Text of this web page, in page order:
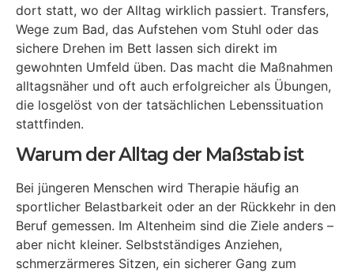
dort statt, wo der Alltag wirklich passiert. Transfers,
Wege zum Bad, das Aufstehen vom Stuhl oder das
sichere Drehen im Bett lassen sich direkt im
gewohnten Umfeld üben. Das macht die Maßnahmen
alltagsnäher und oft auch erfolgreicher als Übungen,
die losgelöst von der tatsächlichen Lebenssituation
stattfinden.
Warum der Alltag der Maßstab ist
Bei jüngeren Menschen wird Therapie häufig an
sportlicher Belastbarkeit oder an der Rückkehr in den
Beruf gemessen. Im Altenheim sind die Ziele anders –
aber nicht kleiner. Selbstständiges Anziehen,
schmerzärmeres Sitzen, ein sicherer Gang zum